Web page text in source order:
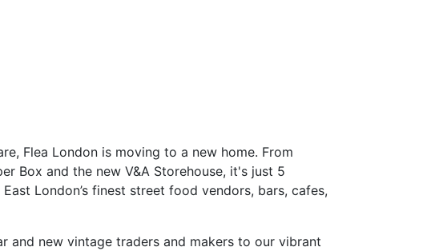
Flea London is moving to a new home. From
Box and the new V&A Storehouse, it's just 5
London’s finest street food vendors, bars, cafes,
and new vintage traders and makers to our vibrant